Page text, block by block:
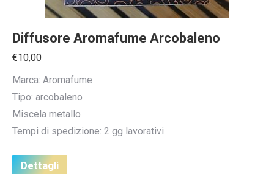
Diffusore Aromafume Arcobaleno
€10,00
Marca: Aromafume
Tipo: arcobaleno
Miscela metallo
Tempi di spedizione: 2 gg lavorativi
Dettagli